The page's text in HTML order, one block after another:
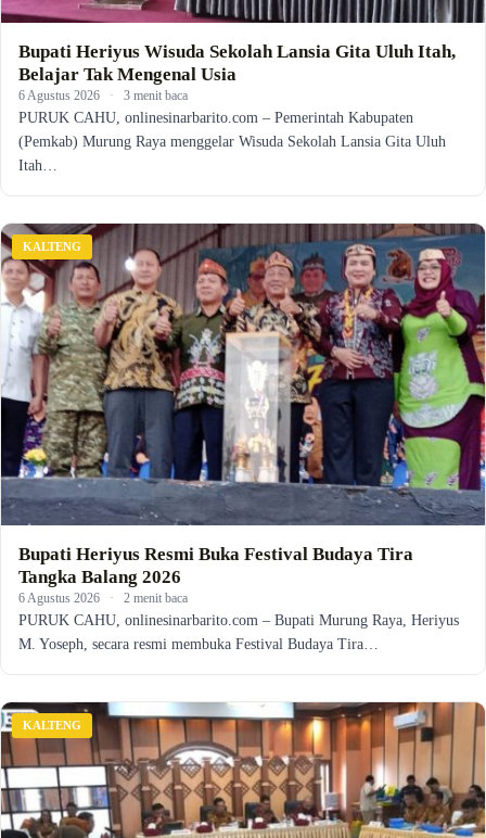
Bupati Heriyus Wisuda Sekolah Lansia Gita Uluh Itah,
Belajar Tak Mengenal Usia
6 Agustus 2026 · 3 menit baca
PURUK CAHU, onlinesinarbarito.com – Pemerintah Kabupaten
(Pemkab) Murung Raya menggelar Wisuda Sekolah Lansia Gita Uluh
Itah…
KALTENG
Bupati Heriyus Resmi Buka Festival Budaya Tira
Tangka Balang 2026
6 Agustus 2026 · 2 menit baca
PURUK CAHU, onlinesinarbarito.com – Bupati Murung Raya, Heriyus
M. Yoseph, secara resmi membuka Festival Budaya Tira…
KALTENG